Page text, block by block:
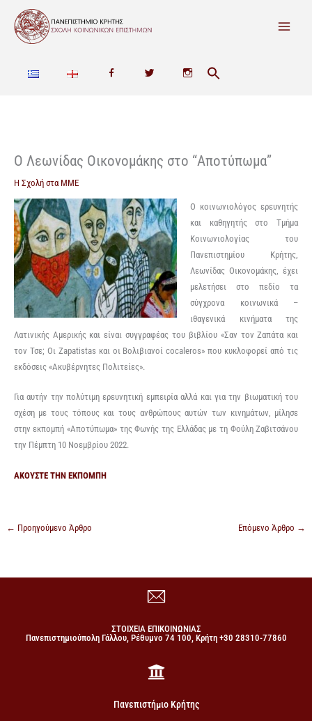
Μετάβαση
περιεχόμενο
o
k
e
r
t
g
a
m
Ο Λεωνίδας Οικονομάκης στο “Αποτύπωμα”
Η Σχολή στα ΜΜΕ
Ο κοινωνιολόγος ερευνητής
και καθηγητής στο Τμήμα
Κοινωνιολογίας του
Πανεπιστημίου Κρήτης,
Λεωνίδας Οικονομάκης, έχει
μελετήσει στο πεδίο τα
σύγχρονα κοινωνικά –
ιθαγενικά κινήματα της
Λατινικής Αμερικής και είναι συγγραφέας του βιβλίου «Σαν τον Ζαπάτα και
τον Τσε; Οι Zapatistas και οι Βολιβιανοί cocaleros» που κυκλοφορεί από τις
εκδόσεις «Ακυβέρνητες Πολιτείες».
Για αυτήν την πολύτιμη ερευνητική εμπειρία αλλά και για την βιωματική του
σχέση με τους τόπους και τους ανθρώπους αυτών των κινημάτων, μίλησε
στην εκπομπή «Αποτύπωμα» της Φωνής της Ελλάδας με τη Φούλη Ζαβιτσάνου
την Πέμπτη 10 Νοεμβρίου 2022.
ΑΚΟΥΣΤΕ ΤΗΝ ΕΚΠΟΜΠΗ
← Προηγούμενο Άρθρο Επόμενο Άρθρο →
ΣΤΟΙΧΕΙΑ ΕΠΙΚΟΙΝΩΝΙΑΣ
Πανεπιστημιούπολη Γάλλου, Ρέθυμνο 74 100, Κρήτη +30 28310-77860
Πανεπιστήμιο Κρήτης